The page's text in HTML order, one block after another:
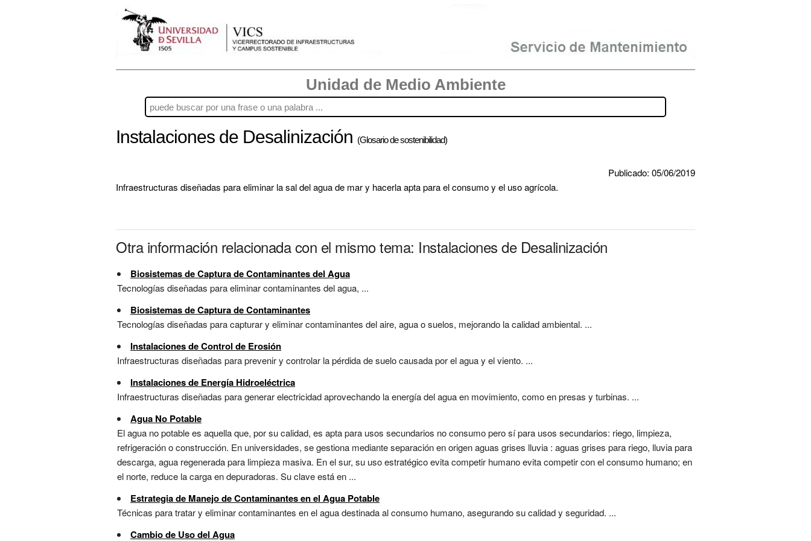
Unidad de Medio Ambiente
Instalaciones de Desalinización (Glosario de sostenibilidad)
Publicado: 05/06/2019
Infraestructuras diseñadas para eliminar la sal del agua de mar y hacerla apta para el consumo y el uso agrícola.
Otra información relacionada con el mismo tema: Instalaciones de Desalinización
Biosistemas de Captura de Contaminantes del Agua
Tecnologías diseñadas para eliminar contaminantes del agua, ...
Biosistemas de Captura de Contaminantes
Tecnologías diseñadas para capturar y eliminar contaminantes del aire, agua o suelos, mejorando la calidad ambiental. ...
Instalaciones de Control de Erosión
Infraestructuras diseñadas para prevenir y controlar la pérdida de suelo causada por el agua y el viento. ...
Instalaciones de Energía Hidroeléctrica
Infraestructuras diseñadas para generar electricidad aprovechando la energía del agua en movimiento, como en presas y turbinas. ...
Agua No Potable
El agua no potable es aquella que, por su calidad, es apta para usos secundarios no consumo pero sí para usos secundarios: riego, limpieza,
refrigeración o construcción. En universidades, se gestiona mediante separación en origen aguas grises lluvia : aguas grises para riego, lluvia para
descarga, agua regenerada para limpieza masiva. En el sur, su uso estratégico evita competir humano evita competir con el consumo humano; en
el norte, reduce la carga en depuradoras. Su clave está en ...
Estrategia de Manejo de Contaminantes en el Agua Potable
Técnicas para tratar y eliminar contaminantes en el agua destinada al consumo humano, asegurando su calidad y seguridad. ...
Cambio de Uso del Agua